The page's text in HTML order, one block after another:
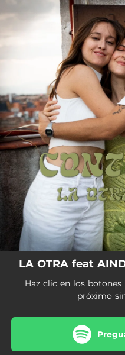
You're all set!
LA OTRA feat
Haz clic en los
próximo